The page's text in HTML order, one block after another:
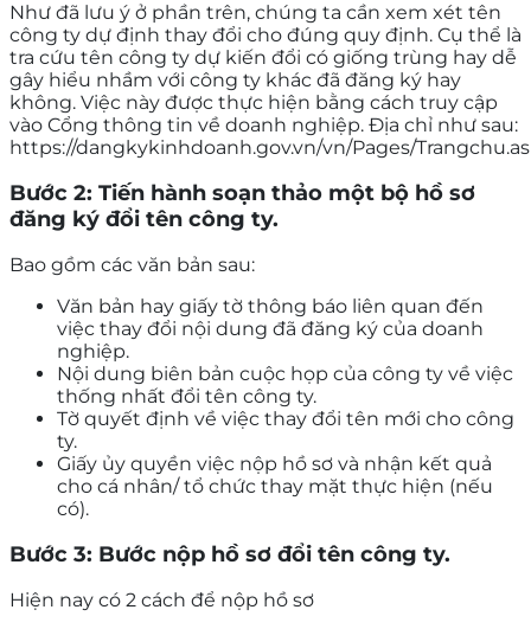
Như đã lưu ý ở phần trên, chúng ta cần xem xét tên
công ty dự định thay đổi cho đúng quy định. Cụ thể là
tra cứu tên công ty dự kiến đổi có giống trùng hay dễ
gây hiểu nhầm với công ty khác đã đăng ký hay
không. Việc này được thực hiện bằng cách truy cập
vào Cổng thông tin về doanh nghiệp. Địa chỉ như sau:
https://dangkykinhdoanh.gov.vn/vn/Pages/
Bước 2: Tiến hành soạn thảo một bộ hồ sơ
đăng ký đổi tên công ty.
Bao gồm các văn bản sau:
Văn bản hay giấy tờ thông báo liên quan đến
việc thay đổi nội dung đã đăng ký của doanh
nghiệp.
Nội dung biên bản cuộc họp của công ty về việc
thống nhất đổi tên công ty.
Tờ quyết định về việc thay đổi tên mới cho công
ty.
Giấy ủy quyền việc nộp hồ sơ và nhận kết quả
cho cá nhân/ tổ chức thay mặt thực hiện (nếu
có).
Bước 3: Bước nộp hồ sơ đổi tên công ty.
Hiện nay có 2 cách để nộp hồ sơ